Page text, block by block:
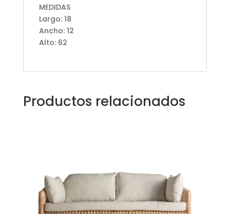
MEDIDAS
Largo: 18
Ancho: 12
Alto: 62
Productos relacionados